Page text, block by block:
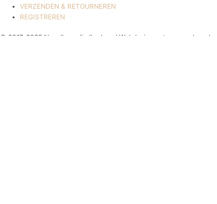
VERZENDEN & RETOURNEREN
REGISTREREN
© 2017-2025 Nagelbenodigdheden.nl Webdesign ontworpen door de